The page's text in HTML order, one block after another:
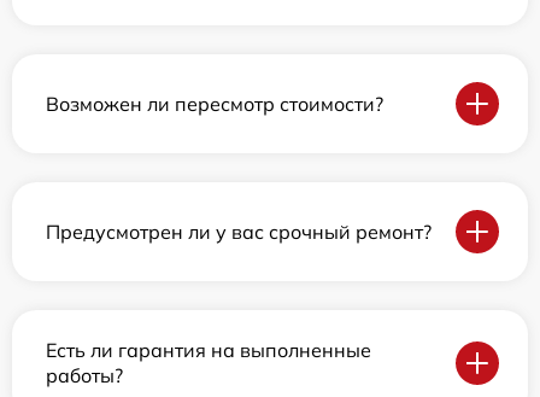
Возможен ли пересмотр стоимости?
Предусмотрен ли у вас срочный ремонт?
Есть ли гарантия на выполненные
работы?